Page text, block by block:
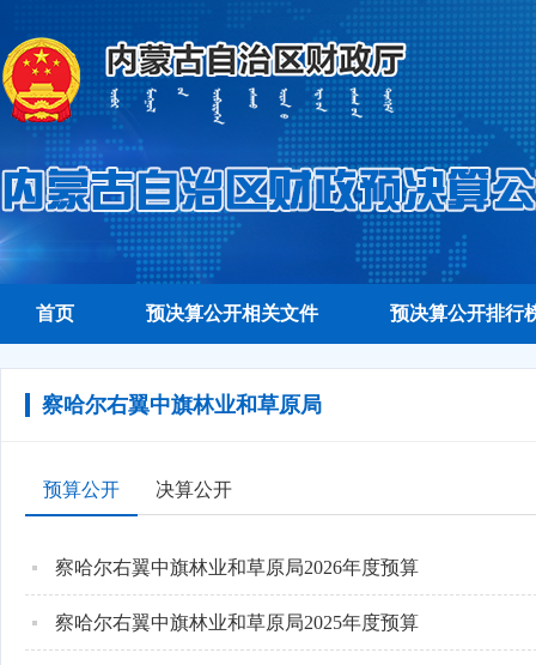
首页 预决算公开相关文件 预决算公开排行
察哈尔右翼中旗林业和草原局
预算公开 决算公开
察哈尔右翼中旗林业和草原局2026年度预算
察哈尔右翼中旗林业和草原局2025年度预算